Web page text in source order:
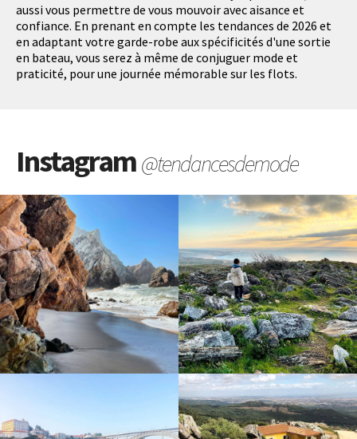
aussi vous permettre de vous mouvoir avec aisance et
confiance. En prenant en compte les tendances de 2026 et
en adaptant votre garde-robe aux spécificités d'une sortie
en bateau, vous serez à même de conjuguer mode et
praticité, pour une journée mémorable sur les flots.
Instagram@tendancesdemode